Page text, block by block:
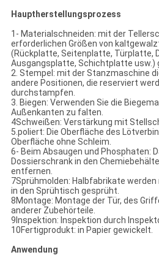
Hauptherstellungsprozess
1- Materialschneiden: mit der
erforderlichen Größen von
(Rückplatte, Seitenplatte, Türplatte,
Ausgangsplatte, Schichtplatte usw.)
2. Stempel: mit der Stanzmaschine
andere Positionen, die reserviert
durchstampfen.
3. Biegen: Verwenden Sie die
Außenkanten zu falten.
4Schweißen: Verstärkung mit
5.poliert: Die Oberfläche des
Oberfläche ohne Schleim.
6- Beim Absaugen und Phosphaten:
Dossierschrank in den
entfernen.
7Sprühmolden: Halbfabrikate
in den Sprühtisch gesprüht.
8Montage: Montage der Tür, des
anderer Zubehörteile.
9Inspektion: Inspektion durch
10Fertigprodukt: in Papier gewickelt.
Anwendung